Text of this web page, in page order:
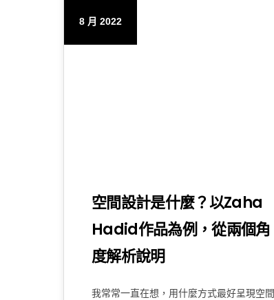
8 月 2022
空間設計是什麼？以Zaha
Hadid作品為例，從兩個角
度解析說明
我常常一直在想，用什麼方式最好呈現空間